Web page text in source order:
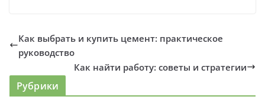
Как выбрать и купить цемент: практическое
руководство
Как найти работу: советы и стратегии
Рубрики